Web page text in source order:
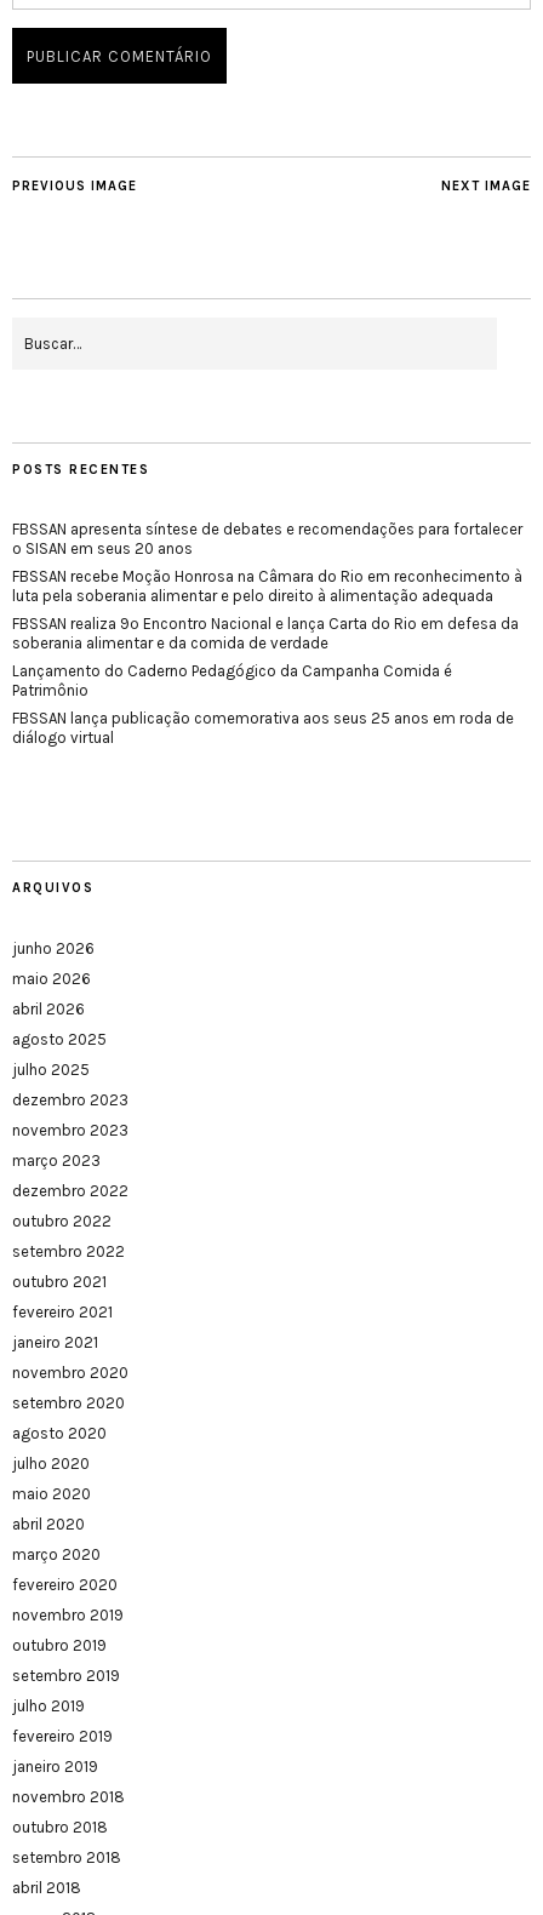
NEXT IMAGE
PREVIOUS IMAGE
POSTS RECENTES
FBSSAN apresenta síntese de debates e recomendações para fortalecer
o SISAN em seus 20 anos
FBSSAN recebe Moção Honrosa na Câmara do Rio em reconhecimento à
luta pela soberania alimentar e pelo direito à alimentação adequada
FBSSAN realiza 9º Encontro Nacional e lança Carta do Rio em defesa da
soberania alimentar e da comida de verdade
Lançamento do Caderno Pedagógico da Campanha Comida é
Patrimônio
FBSSAN lança publicação comemorativa aos seus 25 anos em roda de
diálogo virtual
ARQUIVOS
junho 2026
maio 2026
abril 2026
agosto 2025
julho 2025
dezembro 2023
novembro 2023
março 2023
dezembro 2022
outubro 2022
setembro 2022
outubro 2021
fevereiro 2021
janeiro 2021
novembro 2020
setembro 2020
agosto 2020
julho 2020
maio 2020
abril 2020
março 2020
fevereiro 2020
novembro 2019
outubro 2019
setembro 2019
julho 2019
fevereiro 2019
janeiro 2019
novembro 2018
outubro 2018
setembro 2018
abril 2018